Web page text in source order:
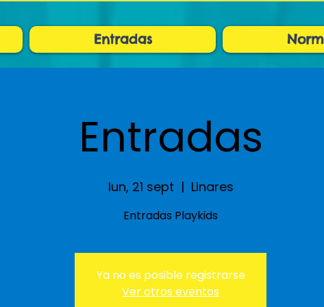
Entradas
Entradas
lun, 21 sept
  |
Linares
Entradas Playkids
Ya no es posible registrarse
Ver otros eventos